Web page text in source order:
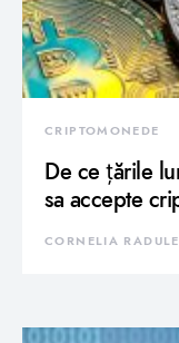
CRIPTOMONEDE
De ce țările
sa accepte
CORNELIA